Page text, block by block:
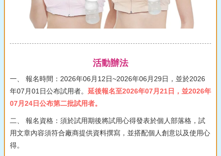
活動辦法
一、 報名時間：2026年06月12日~2026年06月29日，並於2026
年07月01日公布試用者。 延後報名至2026年07月21日，並2026年
07月24日公布第二批試用者。
二、 報名資格：須於試用期後將試用心得發表於個人部落格，試
用文章內容須符合廠商提供資料撰寫，並搭配個人創意以及使用心
得。